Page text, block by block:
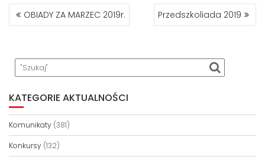
NAWIGACJA
WPISU
OBIADY ZA MARZEC 2019r. Przedszkoliada 2019
KATEGORIE AKTUALNOŚCI
Komunikaty (381)
Konkursy (132)